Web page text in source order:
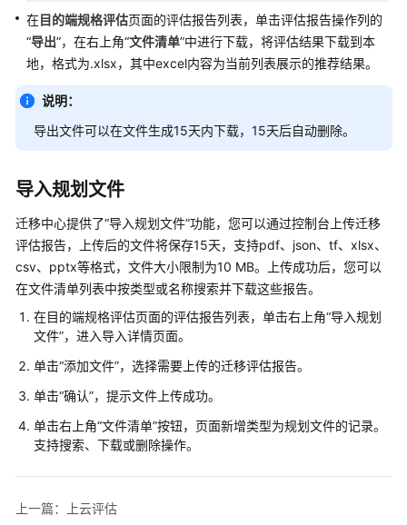
在目的端规格评估页面的评估报告列表，单击评估报告操作列的
“导出”，在右上角“文件清单”中进行下载，将评估结果下载到本
地，格式为.xlsx，其中excel内容为当前列表展示的推荐结果。
说明：
导出文件可以在文件生成15天内下载，15天后自动删除。
导入规划文件
迁移中心提供了“导入规划文件”功能，您可以通过控制台上传迁移
评估报告，上传后的文件将保存15天，支持pdf、json、tf、xlsx、
csv、pptx等格式，文件大小限制为10 MB。上传成功后，您可以
在文件清单列表中按类型或名称搜索并下载这些报告。
在目的端规格评估页面的评估报告列表，单击右上角“导入规划
文件”，进入导入详情页面。
单击“添加文件”，选择需要上传的迁移评估报告。
单击“确认”，提示文件上传成功。
单击右上角“文件清单”按钮，页面新增类型为规划文件的记录。
支持搜索、下载或删除操作。
上一篇：上云评估